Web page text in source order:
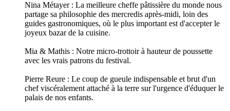
Nina Métayer : La meilleure cheffe pâtissière du monde nous
partage sa philosophie des mercredis après-midi, loin des
guides gastronomiques, où le plus important est d'accepter le
joyeux bazar de la cuisine.
Mia & Mathis : Notre micro-trottoir à hauteur de poussette
avec les vrais patrons du festival.
Pierre Reure : Le coup de gueule indispensable et brut d'un
chef viscéralement attaché à la terre sur l'urgence d'éduquer le
palais de nos enfants.